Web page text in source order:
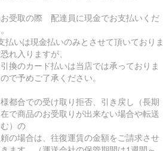
受取の際 配達員に現金でお支払いくだ
払いは現金払いのみとさせて頂いておりま
れ入りますが、
換のカード払いは当店では承っておりま
で予めご了承ください。
都合での受け取り拒否、引き戻し（長期
で商品のお受取りが出来ない場合や転送
）の
の場合は、往復運賃の金額をご請求させ